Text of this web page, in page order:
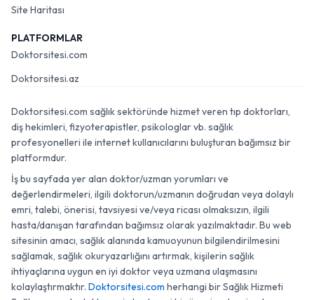
Site Haritası
PLATFORMLAR
Doktorsitesi.com
Doktorsitesi.az
Doktorsitesi.com sağlık sektöründe hizmet veren tıp doktorları,
diş hekimleri, fizyoterapistler, psikologlar vb. sağlık
profesyonelleri ile internet kullanıcılarını buluşturan bağımsız bir
platformdur.
İş bu sayfada yer alan doktor/uzman yorumları ve
değerlendirmeleri, ilgili doktorun/uzmanın doğrudan veya dolaylı
emri, talebi, önerisi, tavsiyesi ve/veya ricası olmaksızın, ilgili
hasta/danışan tarafından bağımsız olarak yazılmaktadır. Bu web
sitesinin amacı, sağlık alanında kamuoyunun bilgilendirilmesini
sağlamak, sağlık okuryazarlığını artırmak, kişilerin sağlık
ihtiyaçlarına uygun en iyi doktor veya uzmana ulaşmasını
kolaylaştırmaktır. Doktorsitesi.com herhangi bir Sağlık Hizmeti